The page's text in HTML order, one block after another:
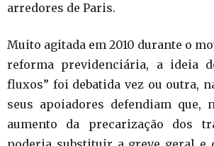
arredores de Paris.
Muito agitada em 2010 durante o
reforma previdenciária, a ideia
fluxos” foi debatida vez ou outra,
seus apoiadores defendiam que,
aumento da precarização dos